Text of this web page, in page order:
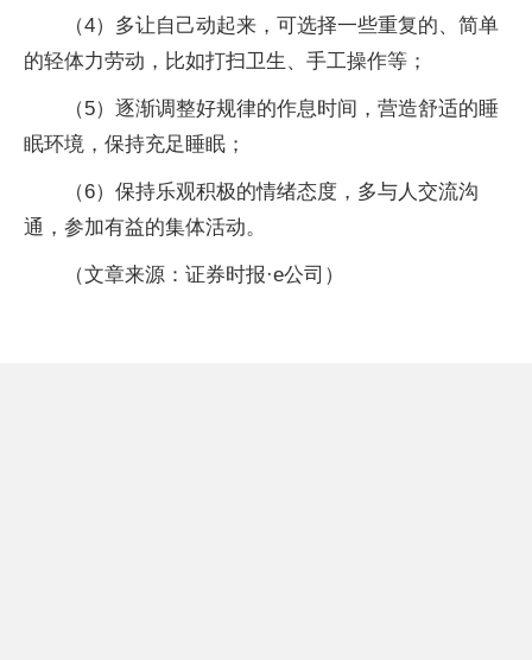
（4）多让自己动起来，可选择一些重复的、简单
的轻体力劳动，比如打扫卫生、手工操作等；
（5）逐渐调整好规律的作息时间，营造舒适的睡
眠环境，保持充足睡眠；
（6）保持乐观积极的情绪态度，多与人交流沟
通，参加有益的集体活动。
（文章来源：证券时报·e公司）